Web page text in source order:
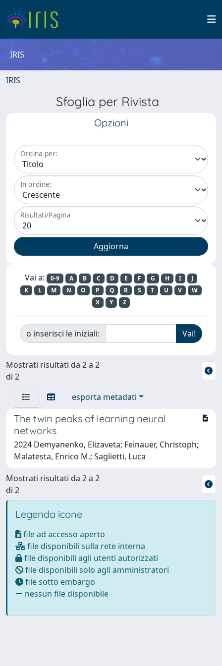
IRIS
IRIS
Sfoglia per Rivista
Opzioni
Ordina per:
In ordine:
Risultati/Pagina
Vai a: 0-9 A B C D E F G H I
J
K
L M N O P Q R S T U V
W
X
Y Z
o inserisci le iniziali:
Mostrati risultati da 2 a 2
di 2
esporta metadati
The twin peaks of learning neural
networks
2024 Demyanenko, Elizaveta; Feinauer, Christoph;
Malatesta, Enrico M.; Saglietti, Luca
Mostrati risultati da 2 a 2
di 2
Legenda icone
file ad accesso aperto
file disponibili sulla rete interna
file disponibili agli utenti autorizzati
file disponibili solo agli amministratori
file sotto embargo
nessun file disponibile